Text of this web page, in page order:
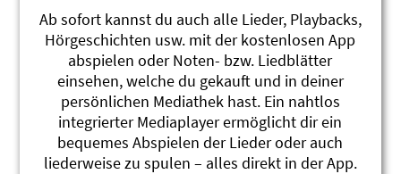
Lukas Löi Tiger
Mättu & Schnuder Buebe
Lumpeliedli us em Chinderzoo
#Tiger
Tigre (Spanisch)
Roland Zoss
Xenegugeli-ABC Español
#Tiger #Asien
Ab sofort kannst du auch alle Lieder, Playbacks,
Hörgeschichten usw. mit der kostenlosen App
abspielen oder Noten- bzw. Liedblätter
einsehen, welche du gekauft und in deiner
persönlichen Mediathek hast. Ein nahtlos
integrierter Mediaplayer ermöglicht dir ein
bequemes Abspielen der Lieder oder auch
liederweise zu spulen – alles direkt in der App.